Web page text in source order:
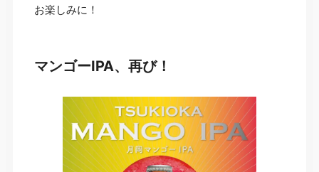
お楽しみに！
マンゴーIPA、再び！